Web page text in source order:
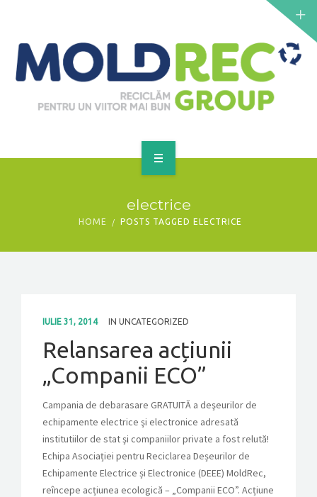
SERVICII
PUNCTE DE COLECTARE
CONTACT
GET A QUOTE
electrice
HOME POSTS TAGGED ELECTRICE
IULIE 31, 2014 IN UNCATEGORIZED
Relansarea acțiunii
„Companii ECO”
Campania de debarasare GRATUITĂ a deşeurilor de
echipamente electrice şi electronice adresată
institutiilor de stat şi companiilor private a fost relută!
Echipa Asociației pentru Reciclarea Deșeurilor de
Echipamente Electrice și Electronice (DEEE) MoldRec,
reîncepe acțiunea ecologică – „Companii ECO”. Acțiune